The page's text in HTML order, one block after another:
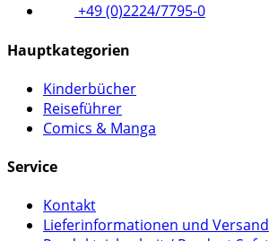
+49 (0)2224/7795-0
Hauptkategorien
Kinderbücher
Reiseführer
Comics & Manga
Service
Kontakt
Lieferinformationen und Versand